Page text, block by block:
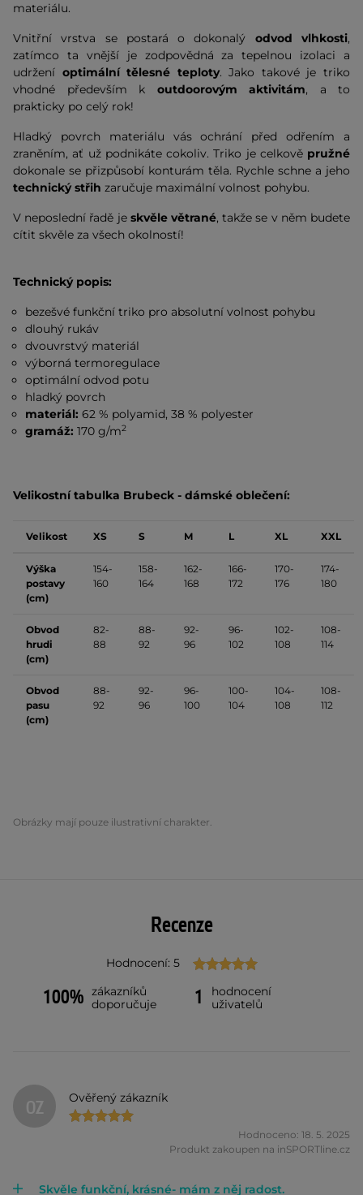
materiálu.
Vnitřní vrstva se postará o dokonalý odvod vlhkosti,
zatímco ta vnější je zodpovědná za tepelnou izolaci a
udržení optimální tělesné teploty. Jako takové je triko
vhodné především k outdoorovým aktivitám, a to
prakticky po celý rok!
Hladký povrch materiálu vás ochrání před odřením a
zraněním, ať už podnikáte cokoliv. Triko je celkově pružné
dokonale se přizpůsobí konturám těla. Rychle schne a jeho
technický střih zaručuje maximální volnost pohybu.
V neposlední řadě je skvěle větrané, takže se v něm budete
cítit skvěle za všech okolností!
Technický popis:
bezešvé funkční triko pro absolutní volnost pohybu
dlouhý rukáv
dvouvrstvý materiál
výborná termoregulace
optimální odvod potu
hladký povrch
materiál: 62 % polyamid, 38 % polyester
gramáž:170 g/m2
Velikostní tabulka Brubeck - dámské oblečení:
Velikost XS S M L XL XXL
Výška
postavy
(cm)
154-
160
158-
164
162-
168
166-
172
170-
176
174-
180
Obvod
hrudi
(cm)
82-
88
88-
92
92-
96
96-
102
102-
108
108-
114
Obvod
pasu
(cm)
88-
92
92-
96
96-
100
100-
104
104-
108
108-
112
Obrázky mají pouze ilustrativní charakter.
Recenze
Hodnocení: 5
100% zákazníků
doporučuje
1
hodnocení
uživatelů
OZ Ověřený zákazník
Hodnoceno: 18. 5. 2025
Produkt zakoupen na inSPORTline.cz
Skvěle funkční, krásné- mám z něj radost.